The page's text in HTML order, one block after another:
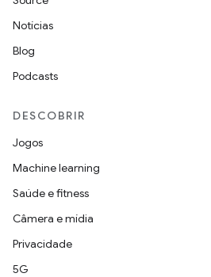
Notícias
Blog
Podcasts
DESCOBRIR
Jogos
Machine learning
Saúde e fitness
Câmera e mídia
Privacidade
5G